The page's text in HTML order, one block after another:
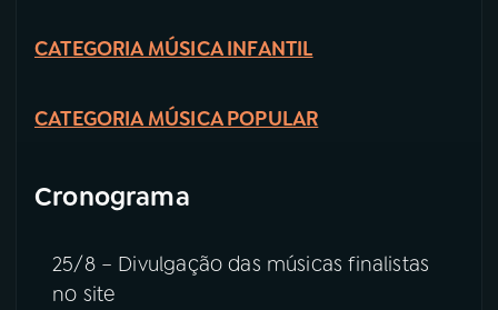
CATEGORIA MÚSICA INFANTIL
CATEGORIA MÚSICA POPULAR
Cronograma
25/8 – Divulgação das músicas finalistas
no site